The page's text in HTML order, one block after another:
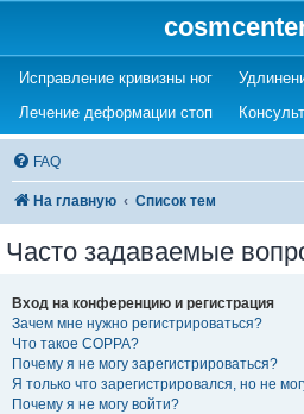
Исправление кривизны ног(Opens a
Лечение деформации стоп(Opens a
FAQ
На главную Список тем
Часто задаваемые
Вход на конференцию и регистрация
Зачем мне нужно регистрироваться?
Что такое COPPA?
Почему я не могу зарегистрироваться?
Я только что зарегистрировался, но не
Почему я не могу войти?